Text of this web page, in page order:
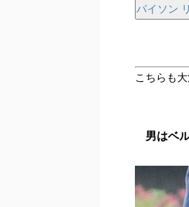
パイソン
こちらも
男はベ